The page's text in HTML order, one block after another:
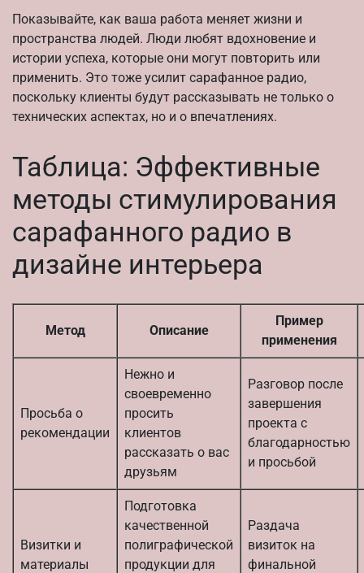
Показывайте, как ваша работа меняет жизни и
пространства людей. Люди любят вдохновение и
истории успеха, которые они могут повторить или
применить. Это тоже усилит сарафанное радио,
поскольку клиенты будут рассказывать не только о
технических аспектах, но и о впечатлениях.
Таблица: Эффективные
методы стимулирования
сарафанного радио в
дизайне интерьера
Метод Описание
Пример
применения
Просьба о
рекомендации
Нежно и
своевременно
просить
клиентов
рассказать о вас
друзьям
Разговор после
завершения
проекта с
благодарностью
и просьбой
Визитки и
материалы
Подготовка
качественной
полиграфической
продукции для
Раздача
визиток на
финальной